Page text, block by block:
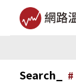
Search_ #